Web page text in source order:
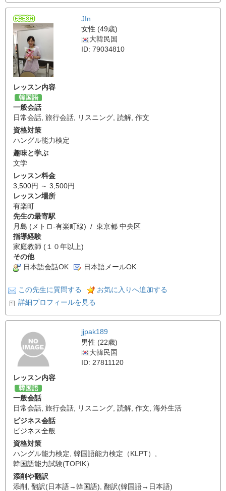
JIn
女性 (49歳)
大韓民国
ID: 79034810
レッスン内容
韓国語
一般会話
日常会話, 旅行会話, リスニング, 読解, 作文
資格対策
ハングル能力検定
趣味と学ぶ
文学
レッスン料金
3,500円 ～ 3,500円
レッスン場所
有楽町
先生の最寄駅
月島 (メトロ-有楽町線) / 東京都 中央区
指導経験
家庭教師 (１０年以上)
その他
日本語会話OK
日本語メールOK
この先生に質問する
お気に入りへ追加する
詳細プロフィールを見る
jjpak189
男性 (22歳)
大韓民国
ID: 27811120
レッスン内容
韓国語
一般会話
日常会話 旅行会話 リスニング 読解 作文 海外生活
ビジネス会話
ビジネス全般
資格対策
ハングル能力検定 韓国語能力検定（KLPT）
韓国語能力試験(TOPIK）
添削や翻訳
添削 翻訳(日本語→韓国語) 翻訳(韓国語→日本語)